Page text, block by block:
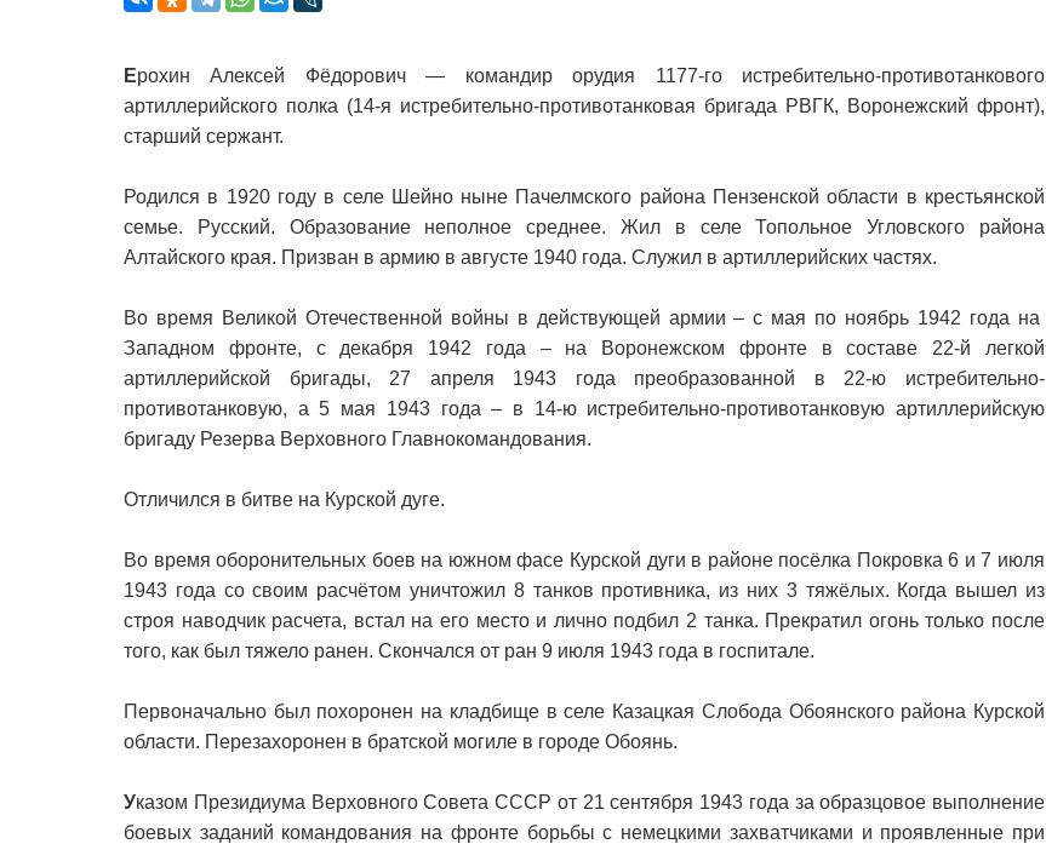
Ерохин Алексей Фёдорович — командир орудия 1177-го истребительно-противотанкового
артиллерийского полка (14-я истребительно-противотанковая бригада РВГК, Воронежский фронт),
старший сержант.
Родился в 1920 году в селе Шейно ныне Пачелмского района Пензенской области в крестьянской
семье. Русский. Образование неполное среднее. Жил в селе Топольное Угловского района
Алтайского края. Призван в армию в августе 1940 года. Служил в артиллерийских частях.
Во время Великой Отечественной войны в действующей армии – с мая по ноябрь 1942 года на
Западном фронте, с декабря 1942 года – на Воронежском фронте в составе 22-й легкой
артиллерийской бригады, 27 апреля 1943 года преобразованной в 22-ю истребительно-
противотанковую, а 5 мая 1943 года – в 14-ю истребительно-противотанковую артиллерийскую
бригаду Резерва Верховного Главнокомандования.
Отличился в битве на Курской дуге.
Во время оборонительных боев на южном фасе Курской дуги в районе посёлка Покровка 6 и 7 июля
1943 года со своим расчётом уничтожил 8 танков противника, из них 3 тяжёлых. Когда вышел из
строя наводчик расчета, встал на его место и лично подбил 2 танка. Прекратил огонь только после
того, как был тяжело ранен. Скончался от ран 9 июля 1943 года в госпитале.
Первоначально был похоронен на кладбище в селе Казацкая Слобода Обоянского района Курской
области. Перезахоронен в братской могиле в городе Обоянь.
Указом Президиума Верховного Совета СССР от 21 сентября 1943 года за образцовое выполнение
боевых заданий командования на фронте борьбы с немецкими захватчиками и проявленные при